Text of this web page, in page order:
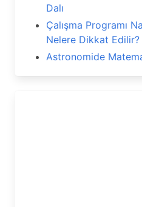
Dalı
Çalışma Programı
Nelere Dikkat Edilir?
Astronomide